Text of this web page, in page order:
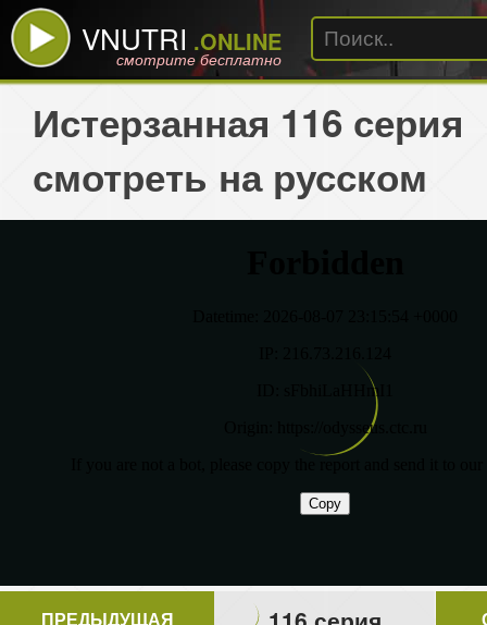
VNUTRI .ONLINE
смотрите бесплатно
Истерзанная 116 серия
смотреть на русском
ПРЕДЫДУЩАЯ